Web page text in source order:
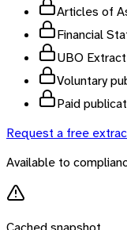
Articles of
Financial
UBO Extract
Voluntary
Paid
Request a free
Available to